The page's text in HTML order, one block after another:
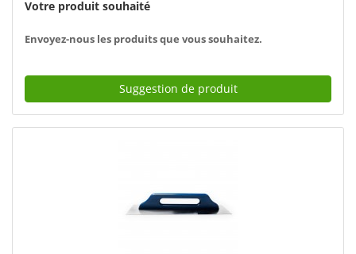
Votre produit souhaité
Envoyez-nous les produits que vous souhaitez.
Suggestion de produit